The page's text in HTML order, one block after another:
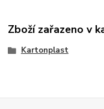
Zboží zařazeno v
Kartonplast